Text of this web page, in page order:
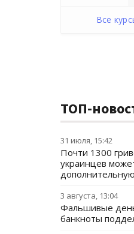
Все
ТОП-
31 июля, 15:42
Почти 1300
украинцев
3 августа, 13:04
Фальшивые
банкноты